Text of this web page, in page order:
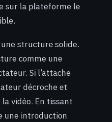
sur la plateforme le
structure solide.
comme une
Si l’attache
décroche et
vidéo. En tissant
une introduction